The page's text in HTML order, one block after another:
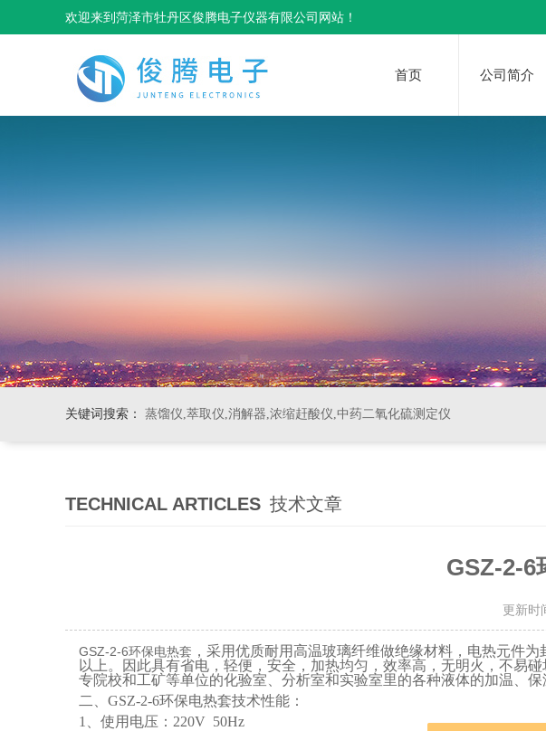
欢迎来到菏泽市牡丹区俊腾电子仪器有限公司网站！
首页 公司简介
关键词搜索： 蒸馏仪,萃取仪,消解器,浓缩赶酸仪,中药二氧化硫测定仪
TECHNICAL ARTICLES 技术文章
GSZ-2-6
更新时
GSZ-2-6环保电热套 ，采用优质耐用高温玻璃纤维做绝缘材料，电热元件
以上。因此具有省电，轻便，安全，加热均匀，效率高，无明火，不易
专院校和工矿等单位的化验室、分析室和实验室里的各种液体的加温、
二、GSZ-2-6环保电热套技术性能：
1、使用电压：220V 50Hz